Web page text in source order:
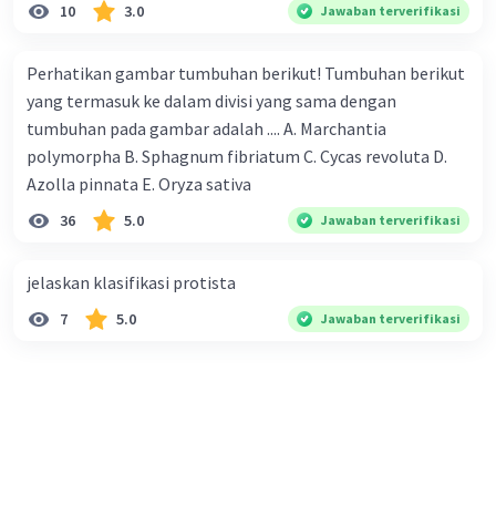
10 3.0 Jawaban terverifikasi
Perhatikan gambar tumbuhan berikut! Tumbuhan berikut
yang termasuk ke dalam divisi yang sama dengan
tumbuhan pada gambar adalah .... A. Marchantia
polymorpha B. Sphagnum fibriatum C. Cycas revoluta D.
Azolla pinnata E. Oryza sativa
36 5.0 Jawaban terverifikasi
jelaskan klasifikasi protista
7 5.0 Jawaban terverifikasi